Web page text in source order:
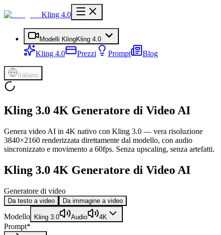
Kling 4.0
Modelli KlingKling 4.0
Kling 4.0 Prezzi Prompt Blog
Italiano
Kling 3.0 4K Generatore di Video AI
Genera video AI in 4K nativo con Kling 3.0 — vera risoluzione
3840×2160 renderizzata direttamente dal modello, con audio
sincronizzato e movimento a 60fps. Senza upscaling, senza artefatti.
Kling 3.0 4K Generatore di Video AI
Generatore di video
Da testo a video Da immagine a video
Modello Kling 3.0 Audio 4K
Prompt*